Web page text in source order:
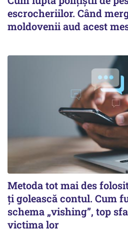
escrocheriilor. Când
moldovenii aud acest
Metoda tot mai des
ți golească contul. Cum
schema „vishing”, top
victima lor